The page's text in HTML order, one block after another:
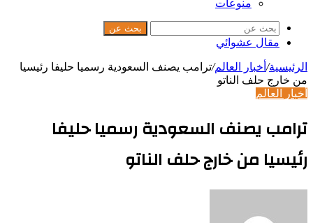
منوعات
بحث عن
مقال عشوائي
الرئيسية/ أخبار العالم/ترامب يصنف السعودية رسميا حليفا رئيسيا
من خارج حلف الناتو
أخبار العالم
ترامب يصنف السعودية رسميا حليفا
رئيسيا من خارج حلف الناتو